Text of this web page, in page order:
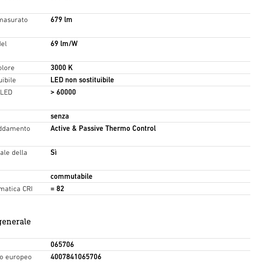
679 lm
69 lm/W
3000 K
LED non sostituibile
> 60000
senza
Active & Passive Thermo Control
della
Sì
commutabile
CRI
= 82
065706
europeo
4007841065706